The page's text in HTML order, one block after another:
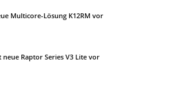
Multicore-Lösung K12RM vor
neue Raptor Series V3 Lite vor